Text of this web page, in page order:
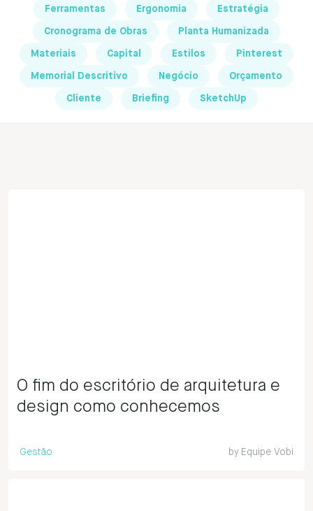
Ferramentas Ergonomia Estratégia
Cronograma de Obras Planta Humanizada
Materiais Capital Estilos Pinterest
Memorial Descritivo Negócio Orçamento
Cliente Briefing SketchUp
O fim do escritório de arquitetura e
design como conhecemos
Gestão by Equipe Vobi